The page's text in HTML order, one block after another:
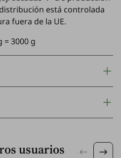
está controlada
fuera de la UE.
= 3000 g
usuarios